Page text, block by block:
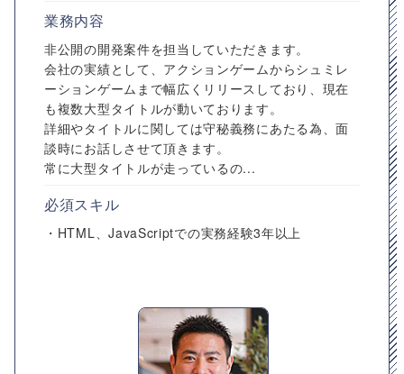
業務内容
非公開の開発案件を担当していただきます。
会社の実績として、アクションゲームからシュミレ
ーションゲームまで幅広くリリースしており、現在
も複数大型タイトルが動いております。
詳細やタイトルに関しては守秘義務にあたる為、面
談時にお話しさせて頂きます。
常に大型タイトルが走っているの...
必須スキル
・HTML、JavaScriptでの実務経験3年以上